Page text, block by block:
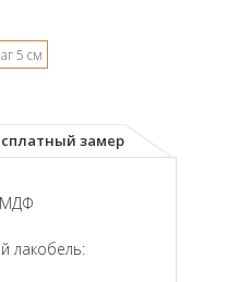
5 см
замер
МДФ
лакобель: